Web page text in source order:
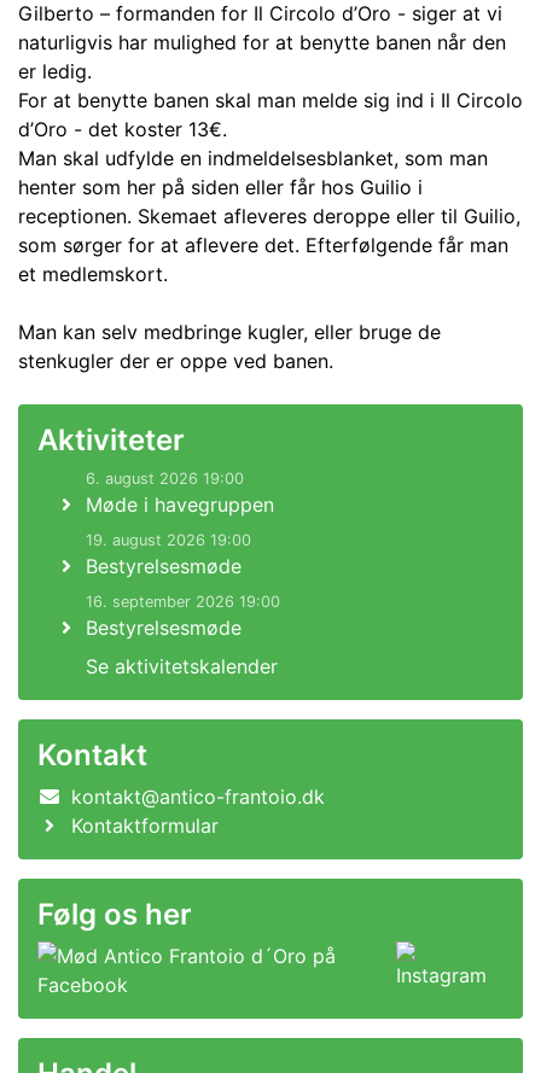
Gilberto – formanden for Il Circolo d’Oro - siger at vi
naturligvis har mulighed for at benytte banen når den
er ledig.
For at benytte banen skal man melde sig ind i Il Circolo
d’Oro - det koster 13€.
Man skal udfylde en indmeldelsesblanket, som man
henter som her på siden eller får hos Guilio i
receptionen. Skemaet afleveres deroppe eller til Guilio,
som sørger for at aflevere det. Efterfølgende får man
et medlemskort.
Man kan selv medbringe kugler, eller bruge de
stenkugler der er oppe ved banen.
Aktiviteter
6. august 2026 19:00
Møde i havegruppen
19. august 2026 19:00
Bestyrelsesmøde
16. september 2026 19:00
Bestyrelsesmøde
Se aktivitetskalender
Kontakt
kontakt@antico-frantoio.dk
Kontaktformular
Følg os her